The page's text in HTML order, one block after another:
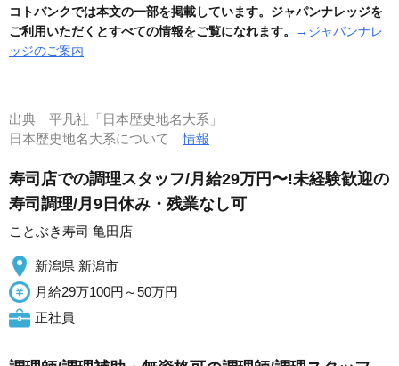
コトバンクでは本文の一部を掲載しています。ジャパンナレッジを
ご利用いただくとすべての情報をご覧になれます。
→ジャパンナレ
ッジのご案内
出典 平凡社「日本歴史地名大系」
日本歴史地名大系について情報
寿司店での調理スタッフ/月給29万円〜!未経験歓迎の
寿司調理/月9日休み・残業なし可
ことぶき寿司 亀田店
新潟県 新潟市
月給29万100円～50万円
正社員